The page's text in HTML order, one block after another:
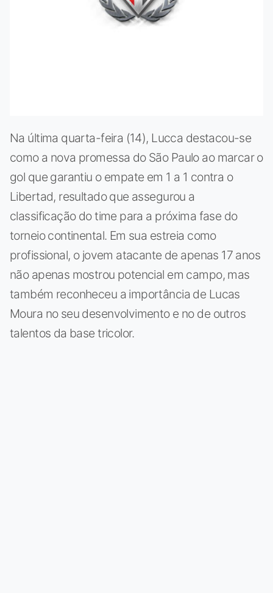
Na última quarta-feira (14), Lucca destacou-se
como a nova promessa do São Paulo ao marcar o
gol que garantiu o empate em 1 a 1 contra o
Libertad, resultado que assegurou a
classificação do time para a próxima fase do
torneio continental. Em sua estreia como
profissional, o jovem atacante de apenas 17 anos
não apenas mostrou potencial em campo, mas
também reconheceu a importância de Lucas
Moura no seu desenvolvimento e no de outros
talentos da base tricolor.